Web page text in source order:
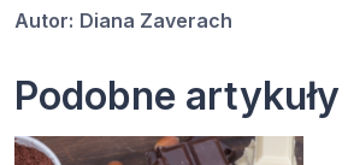
Autor: Diana Zaverach
Podobne artykuły